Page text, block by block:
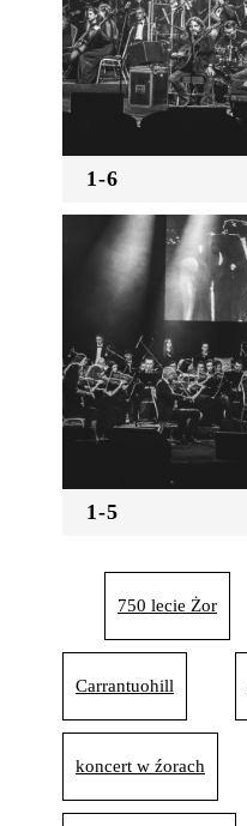
1-6
1-5
750 lecie Żor
Carrantuohill
koncert w źorach